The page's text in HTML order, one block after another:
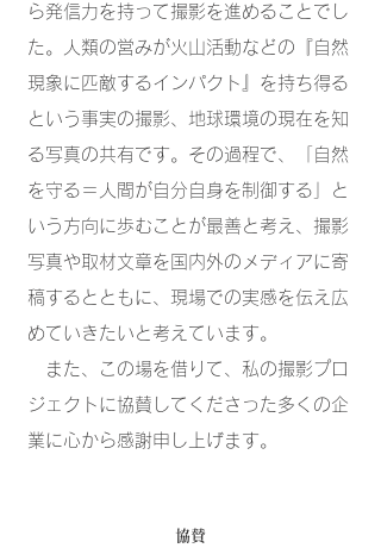
ら発信力を持って撮影を進めることでし
た。人類の営みが火山活動などの『自然
現象に匹敵するインパクト』を持ち得る
という事実の撮影、地球環境の現在を知
る写真の共有です。その過程で、「自然
を守る＝人間が自分自身を制御する」と
いう方向に歩むことが最善と考え、撮影
写真や取材文章を国内外のメディアに寄
稿するとともに、現場での実感を伝え広
めていきたいと考えています。
また、この場を借りて、私の撮影プロ
ジェクトに協賛してくださった多くの企
業に心から感謝申し上げます。
協賛